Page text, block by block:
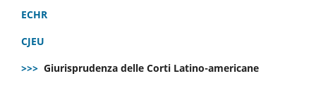
ECHR
CJEU
>>> Giurisprudenza delle Corti Latino-americane